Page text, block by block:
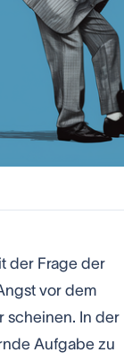
der Frage der
vor dem
scheinen. In der
Aufgabe zu